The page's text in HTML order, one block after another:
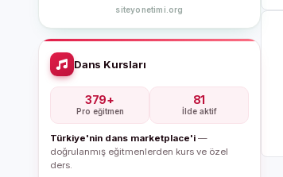
siteyonetimi.org
Dans Kursları
379+
Pro eğitmen
81
İlde aktif
Türkiye'nin dans marketplace'i —
doğrulanmış eğitmenlerden kurs ve özel
ders.